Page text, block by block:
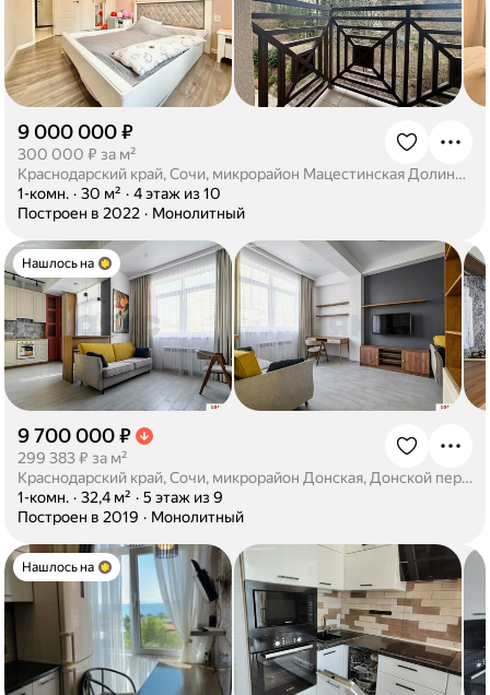
9 000 000 ₽
300 000 ₽ за м²
Краснодарский край, Сочи, микрорайон Мацестинская Долина, Мацестинская улица, 17/1
1-комн. · 30 м² · 4 этаж из 10
Построен в 2022 · Монолитный
Нашлось на
9 700 000 ₽
299 383 ₽ за м²
Краснодарский край, Сочи, микрорайон Донская, Донской переулок, 22Б
1-комн. · 32,4 м² · 5 этаж из 9
Построен в 2019 · Монолитный
Нашлось на